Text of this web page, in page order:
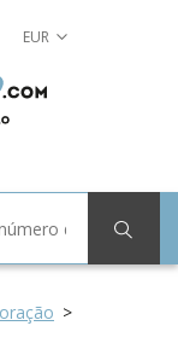
EUR